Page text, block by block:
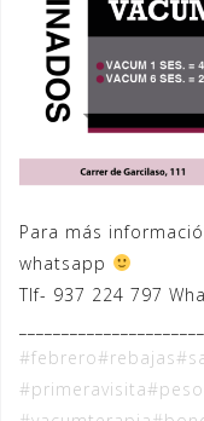
Para más
whatsapp
Tlf- 937 224 797
#febrero#rebajas#
#primeravisita#peso